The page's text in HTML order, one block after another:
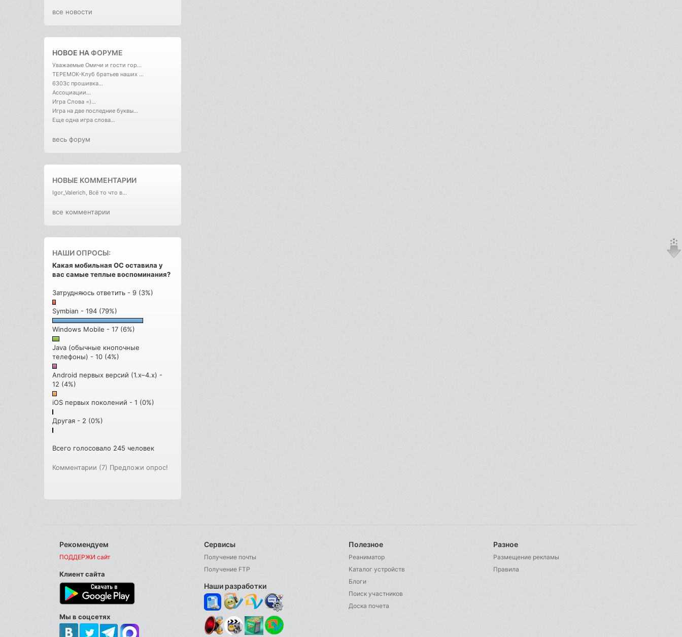
все новости
НОВОЕ НАФОРУМЕ
Уважаемые Омичи и гости гор...
ТЕРЕМОК-Клуб братьев наших ...
6303с прошивка...
Ассоциации...
Игра Слова =)...
Игра на две последние буквы...
Еще одна игра слова...
весь форум
НОВЫЕ КОММЕНТАРИИ
Igor_Valerich, Всё то что в...
все комментарии
НАШИ ОПРОСЫ:
Какая мобильная ОС оставила у
вас самые теплые воспоминания?
Затрудняюсь ответить - 9 (3%)
Symbian - 194 (79%)
Windows Mobile - 17 (6%)
Java (обычные кнопочные
телефоны) - 10 (4%)
Android первых версий (1.x–4.x) -
12 (4%)
iOS первых поколений - 1 (0%)
Другая - 2 (0%)
Всего голосовало 245 человек
Комментарии (7) Предложи опрос!
Рекомендуем
ПОДДЕРЖИ сайт
Клиент сайта
Мы в соцсетях
Сервисы
Получение почты
Получение FTP
Наши разработки
Полезное
Реаниматор
Каталог устройств
Блоги
Поиск участников
Доска почета
Разное
Размещение рекламы
Правила